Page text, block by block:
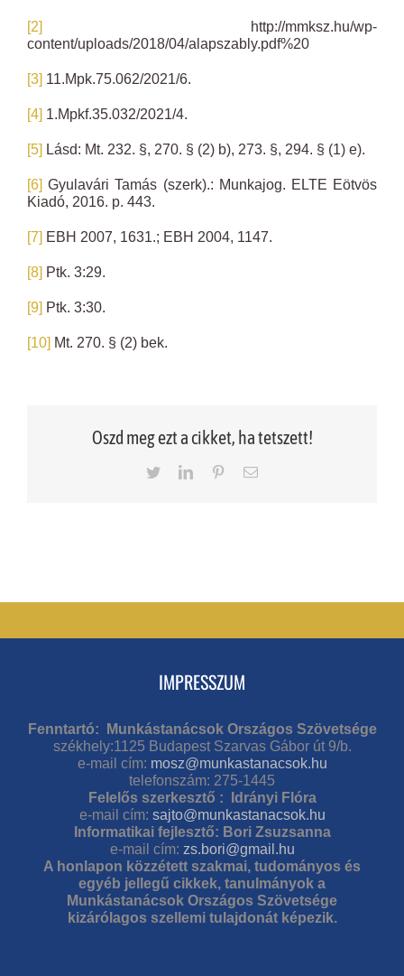
[2]
http://mmksz.hu/wp-
content/uploads/2018/04/alapszably.pdf%20
[3] 11.Mpk.75.062/2021/6.
[4] 1.Mpkf.35.032/2021/4.
[5] Lásd: Mt. 232. §, 270. § (2) b), 273. §, 294. § (1) e).
[6] Gyulavári Tamás (szerk).: Munkajog. ELTE Eötvös
Kiadó, 2016. p. 443.
[7] EBH 2007, 1631.; EBH 2004, 1147.
[8] Ptk. 3:29.
[9] Ptk. 3:30.
[10] Mt. 270. § (2) bek.
Oszd meg ezt a cikket, ha tetszett!
TwitterLinkedInPinterestEmail
IMPRESSZUM
Fenntartó: Munkástanácsok Országos Szövetsége
székhely:1125 Budapest Szarvas Gábor út 9/b.
e-mail cím: mosz@munkastanacsok.hu
telefonszám: 275-1445
Felelős szerkesztő : Idrányi Flóra
e-mail cím: sajto@munkastanacsok.hu
Informatikai fejlesztő: Bori Zsuzsanna
e-mail cím: zs.bori@gmail.hu
A honlapon közzétett szakmai, tudományos és
egyéb jellegű cikkek, tanulmányok a
Munkástanácsok Országos Szövetsége
kizárólagos szellemi tulajdonát képezik.